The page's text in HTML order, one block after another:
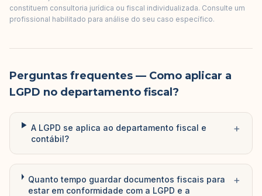
constituem consultoria jurídica ou fiscal individualizada. Consulte um
profissional habilitado para análise do seu caso específico.
Perguntas frequentes — Como aplicar a
LGPD no departamento fiscal?
A LGPD se aplica ao departamento fiscal e
contábil?
+
Quanto tempo guardar documentos fiscais para
estar em conformidade com a LGPD e a
+